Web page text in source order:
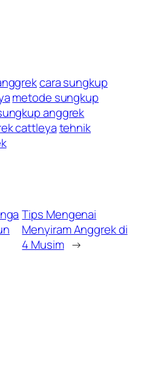
cara sungkup
metode sungkup
anggrek
cattleyatehnik
Tips Mengenai
Menyiram Anggrek di
4 Musim →